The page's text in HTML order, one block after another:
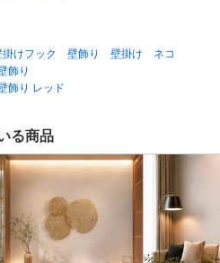
掛けフック 壁飾り 壁掛け ネコ
飾り
飾り レッド
る商品